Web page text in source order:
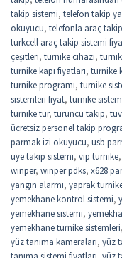
takip sistemi, telefon takip
okuyucu, telefonla araç
turkcell araç takip sistemi
çeşitleri, turnike cihazı,
turnike kapı fiyatları, turnike
turnike programı, turnike
sistemleri fiyat, turnike
turnike tur, turuncu takip,
ücretsiz personel takip
parmak izi okuyucu, usb
üye takip sistemi, vip turnike,
winper, winper pdks, x628
yangın alarmı, yaprak
yemekhane kontrol sistemi,
yemekhane sistemi,
yemekhane turnike sistemleri,
yüz tanıma kameraları, yüz